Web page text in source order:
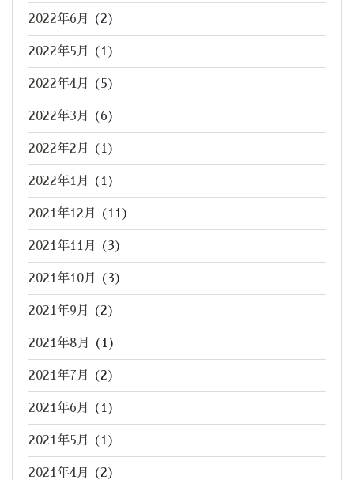
2022年6月 (2)
2022年5月 (1)
2022年4月 (5)
2022年3月 (6)
2022年2月 (1)
2022年1月 (1)
2021年12月 (11)
2021年11月 (3)
2021年10月 (3)
2021年9月 (2)
2021年8月 (1)
2021年7月 (2)
2021年6月 (1)
2021年5月 (1)
2021年4月 (2)